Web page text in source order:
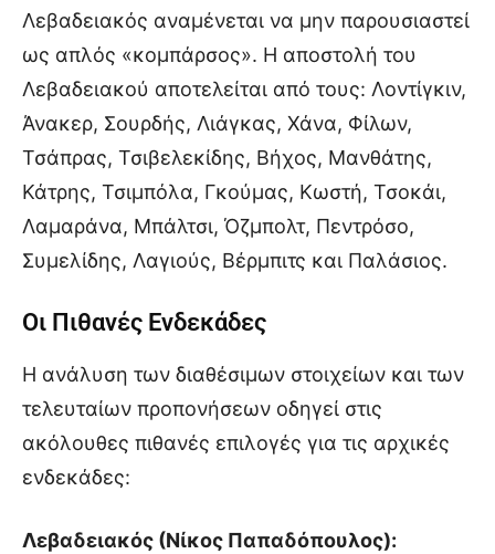
Λεβαδειακός αναμένεται να μην παρουσιαστεί
ως απλός «κομπάρσος». Η αποστολή του
Λεβαδειακού αποτελείται από τους: Λοντίγκιν,
Άνακερ, Σουρδής, Λιάγκας, Χάνα, Φίλων,
Τσάπρας, Τσιβελεκίδης, Βήχος, Μανθάτης,
Κάτρης, Τσιμπόλα, Γκούμας, Κωστή, Τσοκάι,
Λαμαράνα, Μπάλτσι, Όζμπολτ, Πεντρόσο,
Συμελίδης, Λαγιούς, Βέρμπιτς και Παλάσιος.
Οι Πιθανές Ενδεκάδες
Η ανάλυση των διαθέσιμων στοιχείων και των
τελευταίων προπονήσεων οδηγεί στις
ακόλουθες πιθανές επιλογές για τις αρχικές
ενδεκάδες:
Λεβαδειακός (Νίκος Παπαδόπουλος):